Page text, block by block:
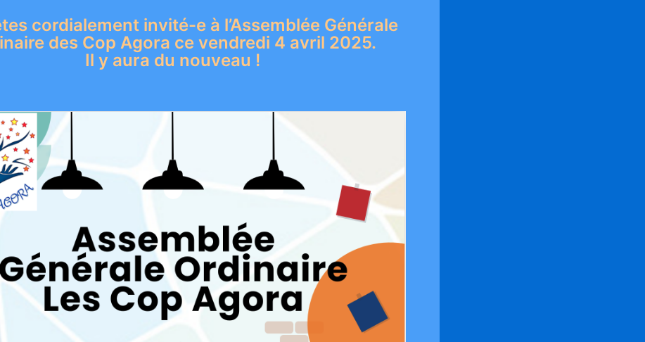
cordialement invité-e à l’Assemblée Générale
des Cop Agora ce vendredi 4 avril 2025.
Il y aura du nouveau !